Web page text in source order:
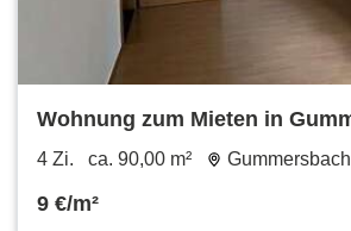
Wohnung zum Mieten in
€ 90 m²
4 Zi. ca. 90,00 m²
9 €/m²